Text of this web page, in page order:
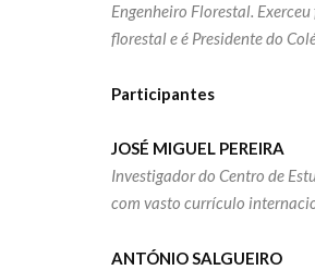
Engenheiro Florestal.
florestal e é Presidente do
Participantes
JOSÉ MIGUEL PEREIRA
Investigador do Centro de
com vasto currículo
ANTÓNIO SALGUEIRO